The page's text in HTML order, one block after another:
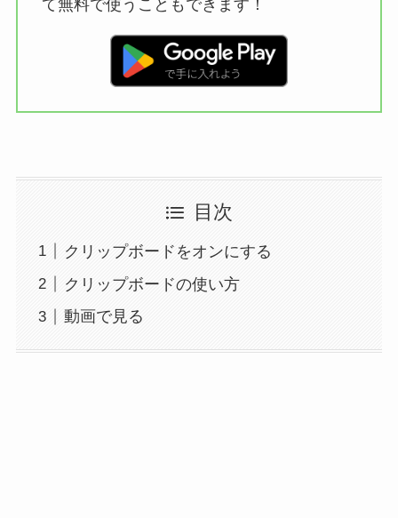
て無料で使うこともできます！
目次
クリップボードをオンにする
クリップボードの使い方
動画で見る